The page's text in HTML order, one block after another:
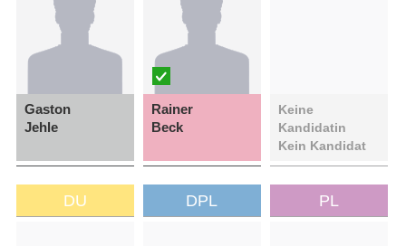
Gaston
Jehle
Rainer
Beck
Keine
Kandidatin
Kein Kandidat
DU DPL PL